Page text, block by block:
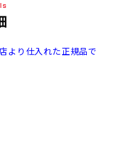
より仕入れた正規品で